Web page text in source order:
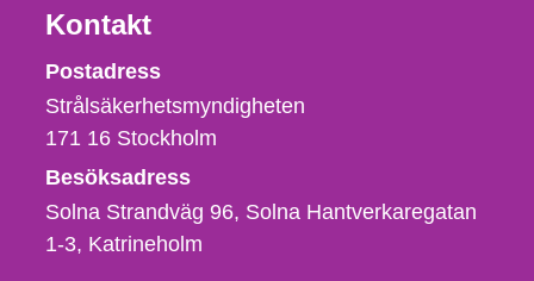
Kontakt
Strålsäkerhetsmyndigheten
Postadress
Strålsäkerhetsmyndigheten
171 16 Stockholm
Besöksadress
Solna Strandväg 96, Solna Hantverkaregatan
1-3 Katrineholm